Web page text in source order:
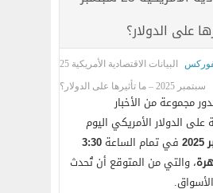
البيانات الاقتصادية الأمريكية 25
سبتمبر 2025 – ما تأثيرها على الدولار؟
مجموعة من الأخبار
على الدولار الأمريكي اليوم
في تمام الساعة 3:30
، والتي من المتوقع أن تُحدث